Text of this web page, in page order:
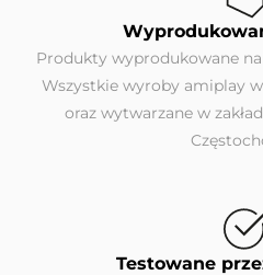
Produkty wyprodukowane
Wszystkie wyroby amiplay
oraz wytwarzane w
Testowane